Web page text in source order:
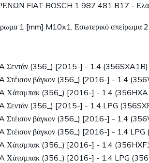
FIAT BOSCH 1 987 481 B17 -
1 [mm] M10x1, Εσωτερικό
Σεντάν (356_) [2015-] - 1.4
Στέισον βάγκον (356_) [2016-] - 1.4
Χάτσμπακ (356_) [2016-] - 1.4
Σεντάν (356_) [2015-] - 1.4 LPG
Στέισον βάγκον (356_) [2016-] - 1.4
Στέισον βάγκον (356_) [2016-] - 1.4
Χάτσμπακ (356_) [2016-] - 1.4
Χάτσμπακ (356_) [2016-] - 1.4 LPG